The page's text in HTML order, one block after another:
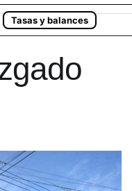
Tasas y balances